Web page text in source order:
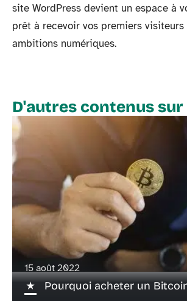
site WordPress devient un espace à
prêt à recevoir vos premiers
ambitions numériques.
D'autres contenus sur
15 août 2022
Pourquoi acheter un